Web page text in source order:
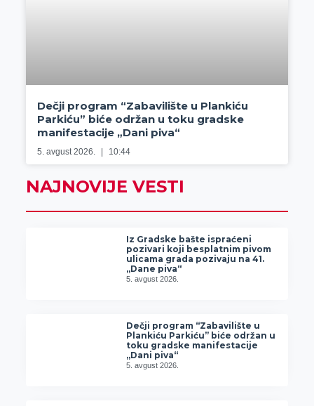
Dečji program “Zabavilište u Plankiću
Parkiću” biće održan u toku gradske
manifestacije „Dani piva“
5. avgust 2026. 10:44
NAJNOVIJE VESTI
Iz Gradske bašte ispraćeni
pozivari koji besplatnim pivom
ulicama grada pozivaju na 41.
„Dane piva“
5. avgust 2026.
Dečji program “Zabavilište u
Plankiću Parkiću” biće održan u
toku gradske manifestacije
„Dani piva“
5. avgust 2026.